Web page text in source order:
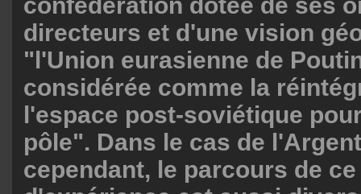
directeurs et d'une vision
"l'Union eurasienne de
considérée comme la
l'espace post-soviétique
pôle". Dans le cas de
cependant, le parcours de